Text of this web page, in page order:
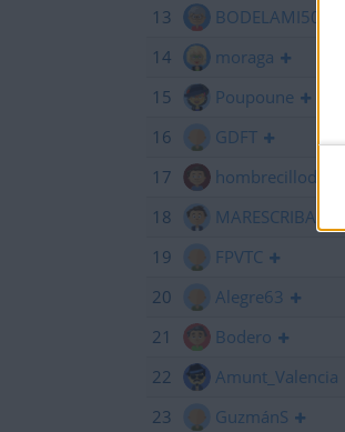
13
BODELAMI50
14
moraga
15
Poupoune
16
GDFT
17
hombrecillodepan
18
MARESCRIBANO
19
FPVTC
20
Alegre63
21
Bodero
22
Amunt_Valencia
23
GuzmánS